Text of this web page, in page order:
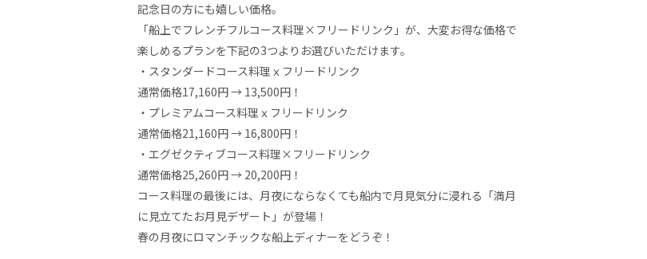
記念日の方にも嬉しい価格。
「船上でフレンチフルコース料理×フリードリンク」が、大変お得な価格で
楽しめるプランを下記の3つよりお選びいただけます。
・スタンダードコース料理ｘフリードリンク
通常価格17,160円 → 13,500円！
・プレミアムコース料理ｘフリードリンク
通常価格21,160円 → 16,800円！
・エグゼクティブコース料理×フリードリンク
通常価格25,260円 → 20,200円！
コース料理の最後には、月夜にならなくても船内で月見気分に浸れる「満月
に見立てたお月見デザート」が登場！
春の月夜にロマンチックな船上ディナーをどうぞ！